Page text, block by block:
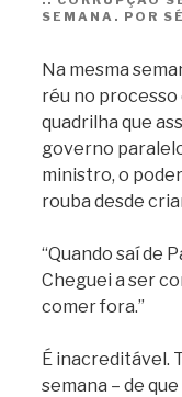
SEMANA. POR
Na mesma
réu no processo
quadrilha que
governo
ministro, o
rouba desde
“Quando saí de
Cheguei a ser
comer fora.”
É inacreditável.
semana – de